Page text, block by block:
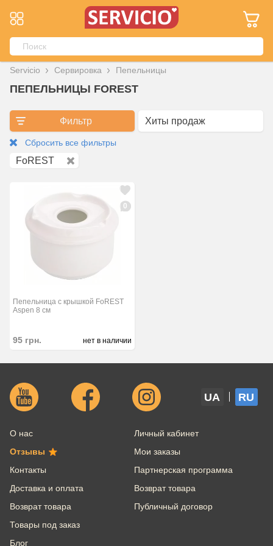
Servicio Сервировка Пепельницы
ПЕПЕЛЬНИЦЫ FOREST
Фильтр
Сбросить все фильтры
FoREST
0
Пепельница с крышкой FoREST
Aspen 8 см
95 грн. нет в наличии
UA RU
О нас
Отзывы
Контакты
Доставка и оплата
Возврат товара
Товары под заказ
Блог
Личный кабинет
Мои заказы
Партнерская программа
Возврат товара
Публичный договор